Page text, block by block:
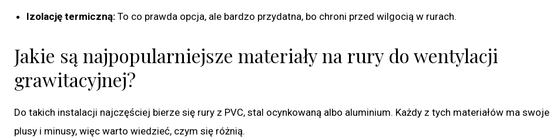
Izolację termiczną: To co prawda opcja, ale bardzo przydatna, bo chroni przed wilgocią w rurach.
Jakie są najpopularniejsze materiały na rury do wentylacji
grawitacyjnej?
Do takich instalacji najczęściej bierze się rury z PVC, stal ocynkowaną albo aluminium. Każdy z tych materiałów ma swoje
plusy i minusy, więc warto wiedzieć, czym się różnią.